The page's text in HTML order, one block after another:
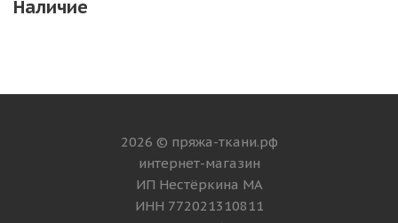
Наличие
2026 © пряжа-ткани.рф
интернет-магазин
ИП Нестёркина МА
ИНН 772021310811